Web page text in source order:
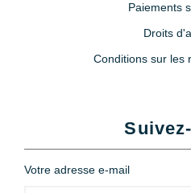
Paiements
Droits
Conditions sur les
Votre adresse e-mail